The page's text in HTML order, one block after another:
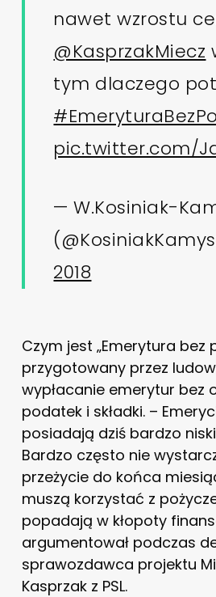
nawet wzrostu
@KasprzakMiecz
tym dlaczego
pic.twitter.com/
— W.Kosiniak-
2018
Czym jest „Emerytura bez
przygotowany przez
wypłacanie emerytur bez
podatek i składki. –
posiadają dziś bardzo
Bardzo często nie
przeżycie do końca
muszą korzystać z
popadają w kłopoty
argumentował podczas
sprawozdawca projektu
Kasprzak z PSL.